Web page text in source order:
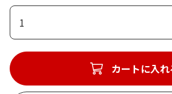
1
カートに入れ